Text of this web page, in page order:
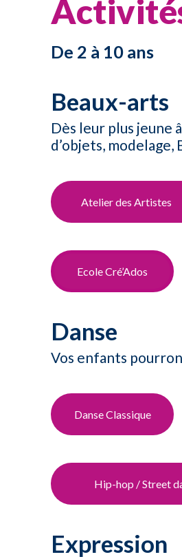
De 2 à 10 ans​
Beaux-arts​
Dès leur plus jeune
d’objets, modelage,
Atelier des Artistes​
Ecole Cré’Ados​
Danse
Vos enfants
Danse Classique
Hip-hop​ / Street
Expression